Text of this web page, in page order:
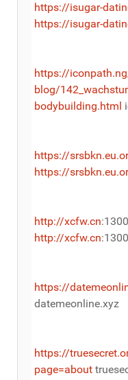
https://isugar-
https://isugar-
https://
blog/
bodybuilding.html
https://
https://
http://xcfw.cn
http://xcfw.cn
https://
datemeonline.xyz
https://
page=about